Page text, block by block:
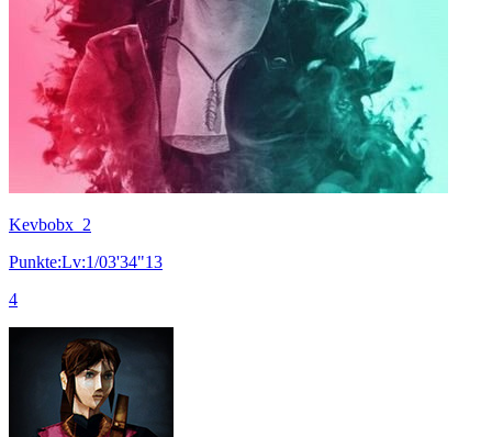
Kevbobx_2
Punkte:Lv:1/03'34"13
4